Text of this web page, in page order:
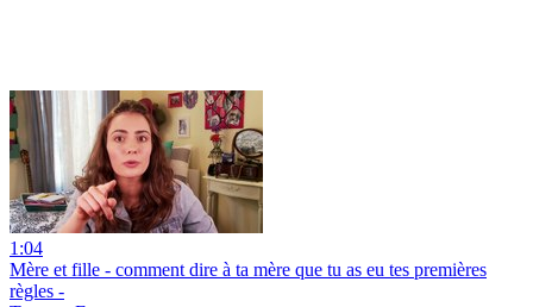
1:04
Mère et fille - comment dire à ta mère que tu as eu tes premières
règles -